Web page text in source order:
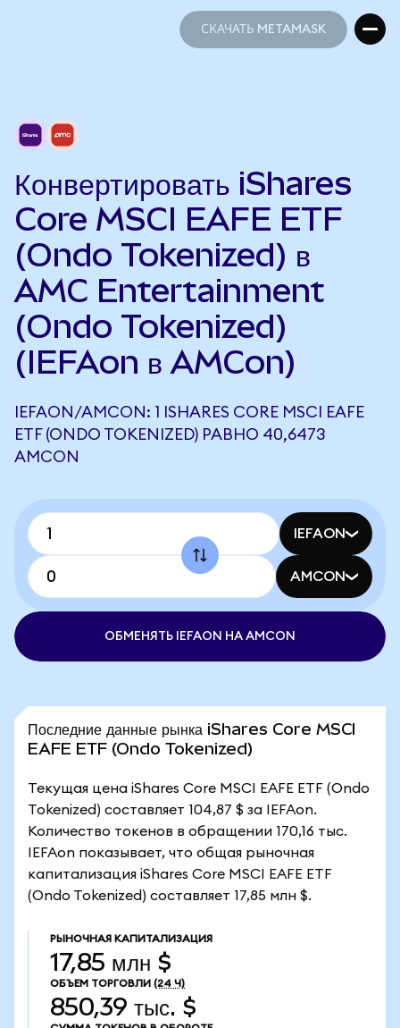
СКАЧАТЬ METAMASK
Конвертировать iShares
Core MSCI EAFE ETF
(Ondo Tokenized) в
AMC Entertainment
(Ondo Tokenized)
(IEFAon в AMCon)
IEFAON/AMCON: 1 ISHARES CORE MSCI EAFE
ETF (ONDO TOKENIZED) РАВНО 40,6473
AMCON
IEFAON
AMCON
ОБМЕНЯТЬ IEFAON НА AMCON
Последние данные рынка iShares Core MSCI
EAFE ETF (Ondo Tokenized)
Текущая цена iShares Core MSCI EAFE ETF (Ondo
Tokenized) составляет 104,87 $ за IEFAon.
Количество токенов в обращении 170,16 тыс.
IEFAon показывает, что общая рыночная
капитализация iShares Core MSCI EAFE ETF
(Ondo Tokenized) составляет 17,85 млн $.
РЫНОЧНАЯ КАПИТАЛИЗАЦИЯ
17,85 млн $
ОБЪЕМ ТОРГОВЛИ (24 Ч)
850,39 тыс. $